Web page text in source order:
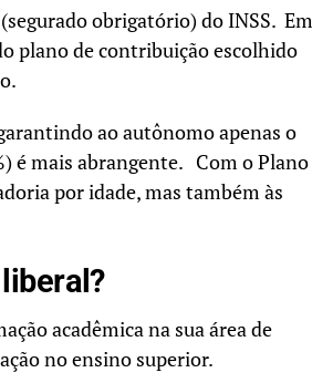
obrigatório) do INSS. Em
plano de contribuição escolhido
ao autônomo apenas o
é mais abrangente. Com o Plano
por idade, mas também às
acadêmica na sua área de
no ensino superior.